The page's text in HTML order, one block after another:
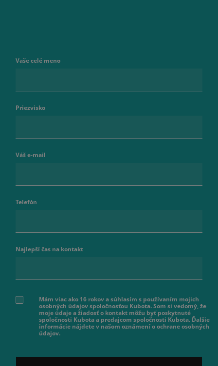
Vaše celé meno
Priezvisko
Váš e-mail
Telefón
Najlepší čas na kontakt
Mám viac ako 16 rokov a súhlasím s používaním mojich
osobných údajov spoločnosťou Kubota. Som si vedomý, že
moje údaje a žiadosť o kontakt môžu byť poskytnuté
spoločnosti Kubota a predajcom spoločnosti Kubota. Ďalšie
informácie nájdete v našom oznámení o ochrane osobných
údajov.